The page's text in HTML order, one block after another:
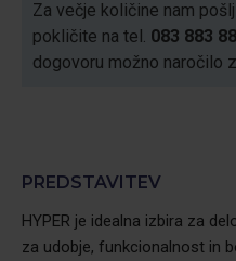
Za večje količine nam
pokličite na tel. 083 883
dogovoru možno naročilo
PREDSTAVITEV
HYPER je idealna izbira za
za udobje, funkcionalnost in